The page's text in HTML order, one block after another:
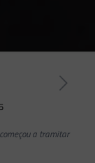
a tramitar